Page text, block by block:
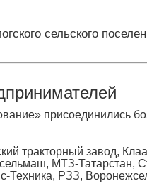
сельского
присоединились
тракторный завод,
МТЗ-Татарстан,
Техника, РЗЗ,